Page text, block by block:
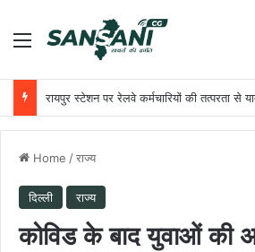
Menu
Home /राज्य
दिल्ली राज्य
कोविड के बाद युवाओं की